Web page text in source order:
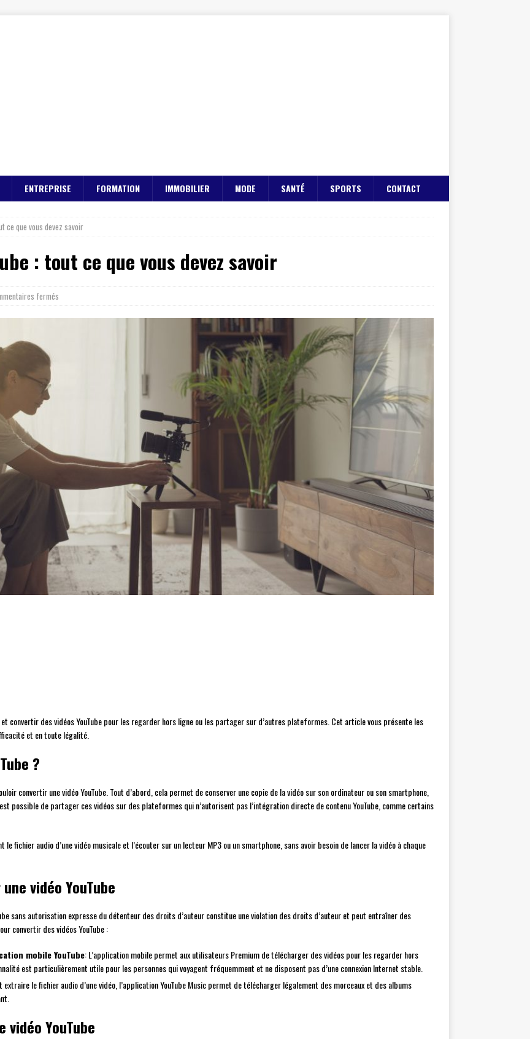
ENTREPRISE FORMATION IMMOBILIER MODE SANTÉ SPORTS CONTACT
ce que vous devez savoir
: tout ce que vous devez savoir
fermés
convertir des vidéos YouTube pour les regarder hors ligne ou les partager sur d’autres plateformes. Cet article vous présente les
et en toute légalité.
?
convertir une vidéo YouTube. Tout d’abord, cela permet de conserver une copie de la vidéo sur son ordinateur ou son smartphone,
possible de partager ces vidéos sur des plateformes qui n’autorisent pas l’intégration directe de contenu YouTube, comme certains
fichier audio d’une vidéo musicale et l’écouter sur un lecteur MP3 ou un smartphone, sans avoir besoin de lancer la vidéo à chaque
vidéo YouTube
sans autorisation expresse du détenteur des droits d’auteur constitue une violation des droits d’auteur et peut entraîner des
convertir des vidéos YouTube :
mobile YouTube: L’application mobile permet aux utilisateurs Premium de télécharger des vidéos pour les regarder hors
est particulièrement utile pour les personnes qui voyagent fréquemment et ne disposent pas d’une connexion Internet stable.
extraire le fichier audio d’une vidéo, l’application YouTube Music permet de télécharger légalement des morceaux et des albums
YouTube